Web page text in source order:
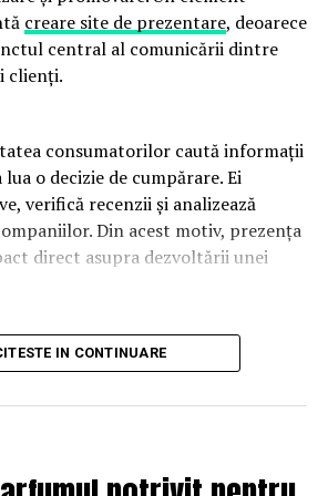
creare site de prezentare, deoarece
central al comunicării dintre
clienți.
consumatorilor caută informații
o decizie de cumpărare. Ei
verifică recenzii și analizează
Din acest motiv, prezența
direct asupra dezvoltării unei
trebuie să fie rapid, intuitiv și
Utilizatorii apreciază
la creșterea încrederii și
de conversie.
IN CONTINUARE